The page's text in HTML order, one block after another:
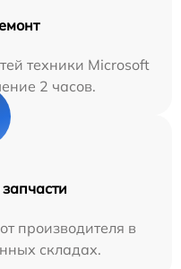
техники Microsoft
2 часов.
производителя в
складах.